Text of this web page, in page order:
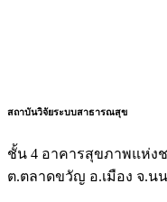
สถาบันวิจัยระบบสาธารณสุข
ชั้น 4 อาคารสุขภาพแห่งช
ต.ตลาดขวัญ อ.เมือง จ.น